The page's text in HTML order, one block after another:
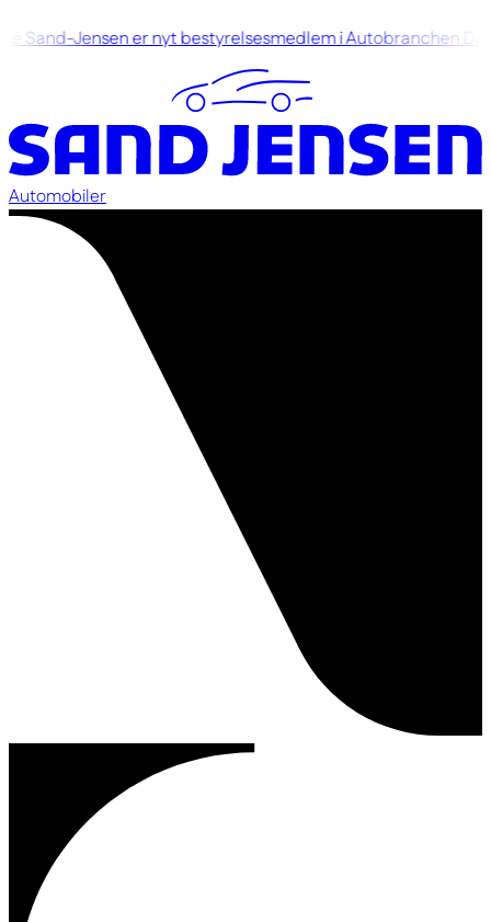
Sand-Jensen er nyt bestyrelsesmedlem i Autobranchen
Automobiler